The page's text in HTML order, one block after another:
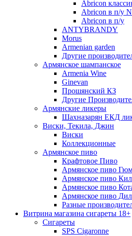
Abricon
Abricon в п/у
Abricon в п/у
ANTYBRANDY
Morus
Armenian garden
Другие
Армянское шампанское
Armenia Wine
Ginevan
Прошянский КЗ
Другие
Армянские ликеры
Шахназарян ЕКД
Виски, Текила, Джин
Виски
Коллекционные
Армянское пиво
Крафтовое Пиво
Армянское пиво
Армянское пиво
Армянское пиво
Армянское пиво
Разные
Витрина магазина сигареты 18+
Cигареты
SPS Cigaronne